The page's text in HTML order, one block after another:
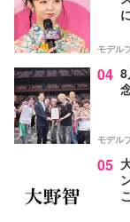
モデル
04 8
モデル
05